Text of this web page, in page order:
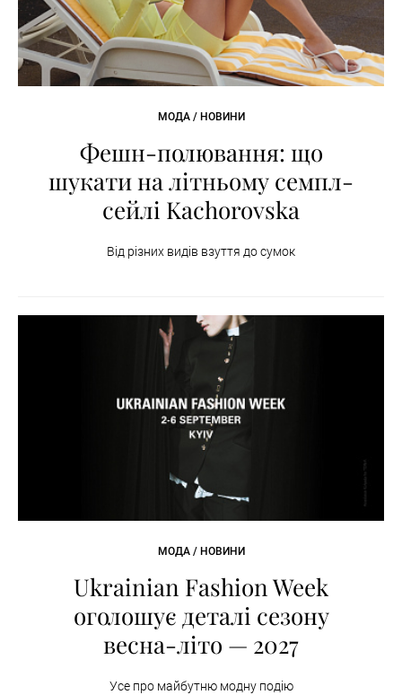
МОДА / НОВИНИ
Фешн-полювання: що
шукати на літньому семпл-
сейлі Kachorovska
Від різних видів взуття до сумок
МОДА / НОВИНИ
Ukrainian Fashion Week
оголошує деталі сезону
весна-літо — 2027
Усе про майбутню модну подію